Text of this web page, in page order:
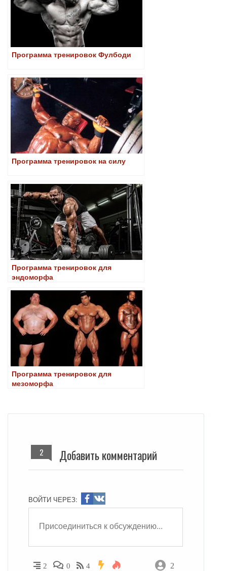
Программа тренировок Фулбоди
Программа тренировок на силу
Программа тренировок для
эндоморфа
Программа тренировок для
мезоморфа
2 Добавить комментарий
ВОЙТИ ЧЕРЕЗ:
2 0 4 2